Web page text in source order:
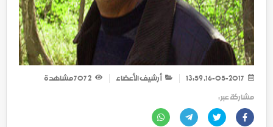
أرشيف الأعضاء 2 707
مشاهدة
مشاركة عبر :